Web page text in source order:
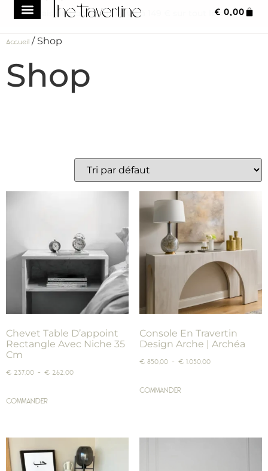
Frais de transport réduit à 149 € sur tout le site
€ 0,00
Accueil / Shop
Shop
Chevet Table D’appoint
Rectangle Avec Niche 35
Cm
€ 237,00 – € 262,00
COMMANDER
Console En Travertin
Design Arche | Archéa
€ 850,00 – € 1.050,00
COMMANDER